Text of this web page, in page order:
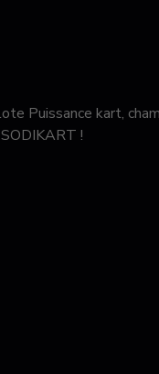
Puissance kart,
!